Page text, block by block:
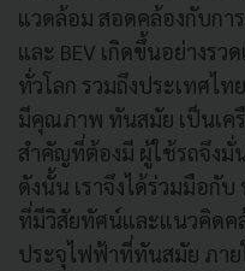
แวดล้อม สอดคล้องกับกา
และ BEV เกิดขึ้นอย่างร
ทั่วโลก รวมถึงประเทศไ
มีคุณภาพ ทันสมัย เป็นเค
สำคัญที่ต้องมี ผู้ใช้รถจึงมั่
ดังนั้น เราจึงได้ร่วมมือกั
ที่มีวิสัยทัศน์และแนวคิดค
ประจุไฟฟ้าที่ทันสมัย ภาย